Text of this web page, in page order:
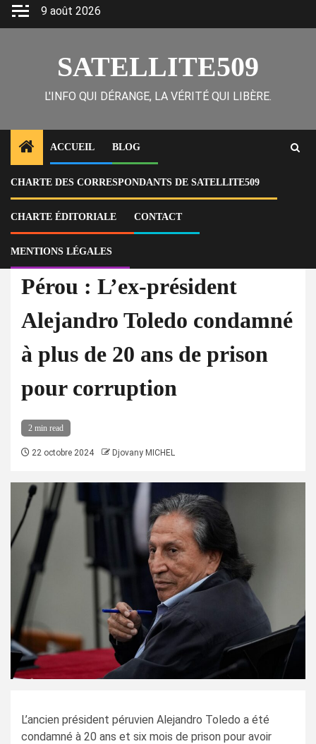
Skip
9 août 2026
SATELLITE509
L'INFO QUI DÉRANGE, LA VÉRITÉ QUI LIBÈRE.
ACCUEIL BLOG
CHARTE DES CORRESPONDANTS DE SATELLITE509
CHARTE ÉDITORIALE CONTACT
MENTIONS LÉGALES
Home
Actu
Pérou : L’ex-président Alejandro Toledo condamné à plus de 20 ans de
prison pour corruption
À la Une Actu Corruption
Pérou : L’ex-président
Alejandro Toledo condamné
à plus de 20 ans de prison
pour corruption
2 min read
22 octobre 2024 Djovany MICHEL
L’ancien président péruvien Alejandro Toledo a été
condamné à 20 ans et six mois de prison pour avoir